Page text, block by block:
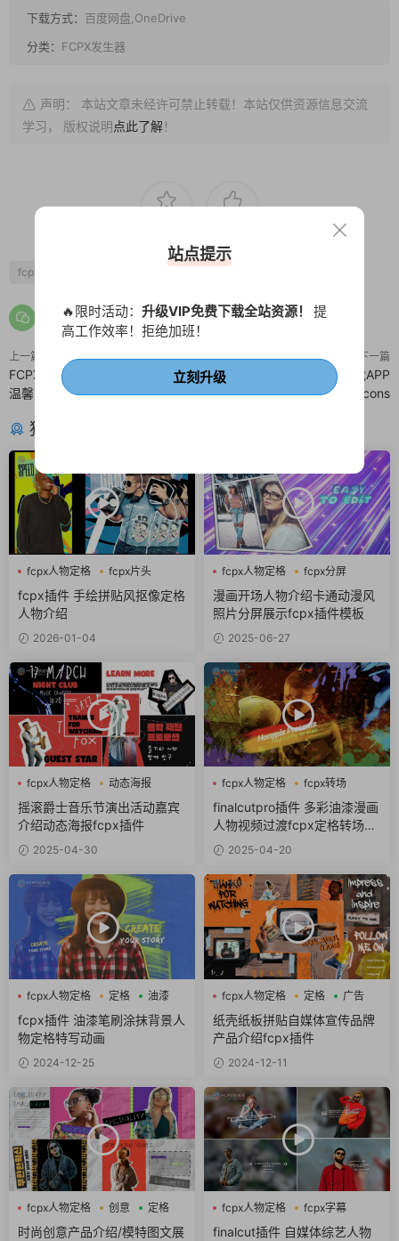
下载方式： 百度网盘,OneDrive
分类： FCPX发生器
声明： 本站文章未经许可禁止转载！本站仅供资源信息交流
学习， 版权说明点此了解！
fcpx人物定格
上一篇
FCPX婚礼相册模板 10个浪漫光斑
温馨回忆fcpx插件
下一篇
FCPX循环动画 12个网页游戏APP
加载条动效 Loading Icons
猜你喜欢
fcpx人物定格
fcpx片头
fcpx视频开场
fcpx插件 手绘拼贴风抠像定格
人物介绍
2026-01-04
fcpx人物定格
fcpx分屏
动漫风
漫画开场人物介绍卡通动漫风
照片分屏展示fcpx插件模板
2025-06-27
fcpx人物定格
动态海报
拼贴风
摇滚爵士音乐节演出活动嘉宾
介绍动态海报fcpx插件
2025-04-30
fcpx人物定格
fcpx转场
定格
finalcutpro插件 多彩油漆漫画
人物视频过渡fcpx定格转场插
件 2025-04-20
fcpx人物定格 定格 油漆
fcpx插件 油漆笔刷涂抹背景人
物定格特写动画
2024-12-25
fcpx人物定格 定格 广告
纸壳纸板拼贴自媒体宣传品牌
产品介绍fcpx插件
2024-12-11
fcpx人物定格 创意 定格
时尚创意产品介绍/模特图文展
fcpx人物定格
fcpx字幕
fcpx标题
finalcut插件 自媒体综艺人物
站点提示
🔥限时活动： 升级VIP免费下载全站资源！ 提
高工作效率！拒绝加班！
立刻升级